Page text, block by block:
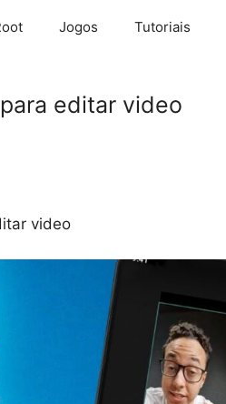
Jogos Tutoriais
editar video
video